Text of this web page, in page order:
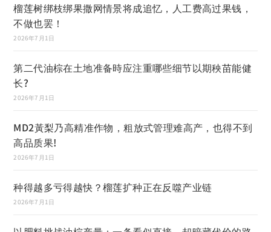
榴莲树绑枝绑果撒网情景将成追忆，人工费高过果钱，
不做也罢！
2026年7月1日
第二代油棕在土地准备時应注重哪些细节以期秧苗能健
长?
2026年7月1日
MD2黃梨乃高精准作物，粗放式管理难高产，也得不到
高品质果!
2026年7月1日
种得越多亏得越快？榴莲扩种正在反噬产业链
2026年7月1日